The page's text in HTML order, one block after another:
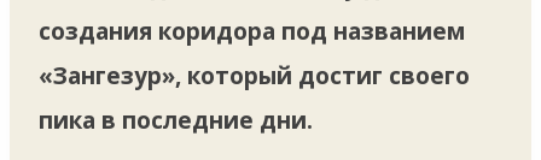
создания коридора под названием
«Зангезур», который достиг своего
пика в последние дни.